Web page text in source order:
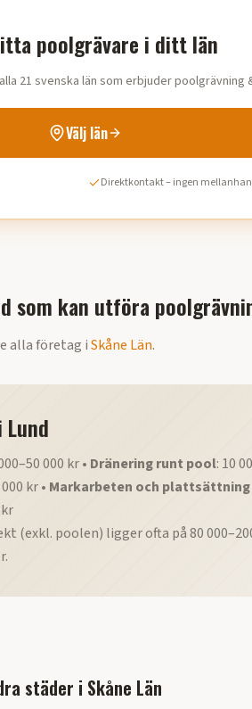
poolgrävare i ditt län
21 svenska län som erbjuder poolgrävning
Välj län
Direktkontakt – ingen
som kan utföra
alla företag iSkåne Län.
Lund
000 kr • Dränering runt pool: 10
kr • Markarbeten och
poolen) ligger ofta på 80
städer i Skåne Län